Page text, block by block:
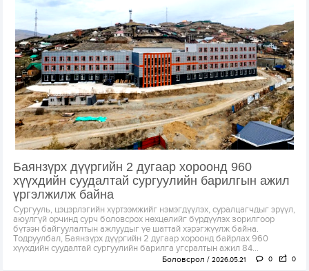
Баянзүрх дүүргийн 2 дугаар хороонд 960
хүүхдийн суудалтай сургуулийн барилгын ажил
үргэлжилж байна
Сургууль, цэцэрлэгийн хүртээмжийг нэмэгдүүлэх, суралцагчдыг эрүүл,
аюулгүй орчинд сурч боловсрох нөхцөлийг бүрдүүлэх зорилгоор
бүтээн байгуулалтын ажлуудыг үе шаттай хэрэгжүүлж байна.
Тодруулбал, Баянзүрх дүүргийн 2 дугаар хороонд байрлах 960
хүүхдийн суудалтай сургуулийн барилга угсралтын ажил 84...
Боловсрол 2026.05.21 0 0